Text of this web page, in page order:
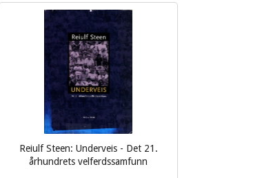
Reiulf Steen: Underveis - Det 21.
århundrets velferdssamfunn